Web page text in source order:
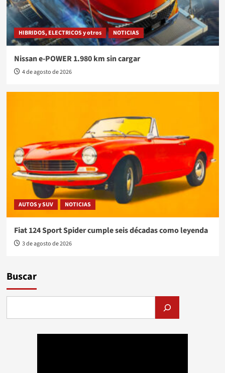
HIBRIDOS, ELECTRICOS y otros NOTICIAS
Nissan e-POWER 1.980 km sin cargar
4 de agosto de 2026
AUTOS y SUV NOTICIAS
Fiat 124 Sport Spider cumple seis décadas como leyenda
3 de agosto de 2026
Buscar